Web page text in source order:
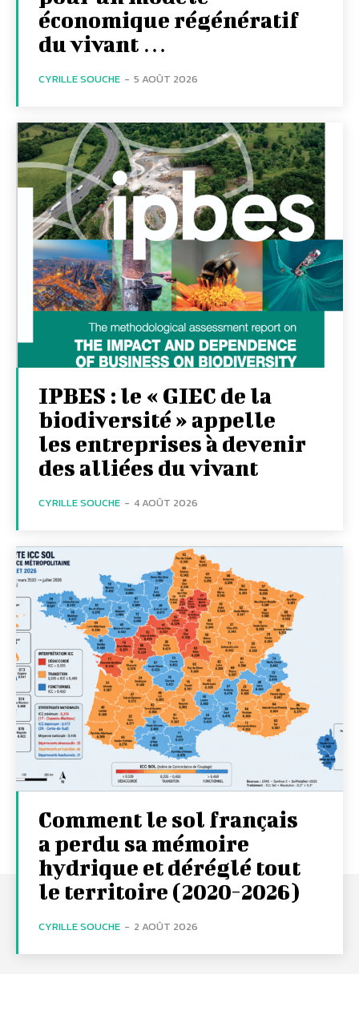
économique régénératif
du vivant …
CYRILLE SOUCHE - 5 AOÛT 2026
IPBES : le « GIEC de la
biodiversité » appelle
les entreprises à devenir
des alliées du vivant
CYRILLE SOUCHE - 4 AOÛT 2026
Comment le sol français
a perdu sa mémoire
hydrique et déréglé tout
le territoire (2020-2026)
CYRILLE SOUCHE - 2 AOÛT 2026